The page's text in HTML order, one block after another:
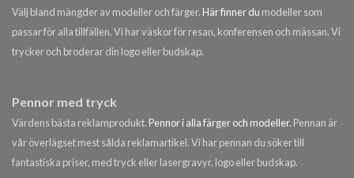
Välj bland mängder av modeller och färger. Här finner du modeller som
passar för alla tillfällen. Vi har väskor för resan, konferensen och mässan. Vi
trycker och broderar din logo eller budskap.
Pennor med tryck
Värdens bästa reklamprodukt. Pennor i alla färger och modeller. Pennan är
vår överlägset mest sålda reklamartikel. Vi har pennan du söker till
fantastiska priser, med tryck eller lasergravyr, logo eller budskap.